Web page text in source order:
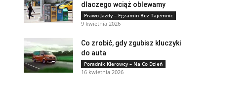
dlaczego wciąż oblewamy
Prawo Jazdy – Egzamin Bez Tajemnic
9 kwietnia 2026
Co zrobić, gdy zgubisz kluczyki
do auta
Poradnik Kierowcy – Na Co Dzień
16 kwietnia 2026